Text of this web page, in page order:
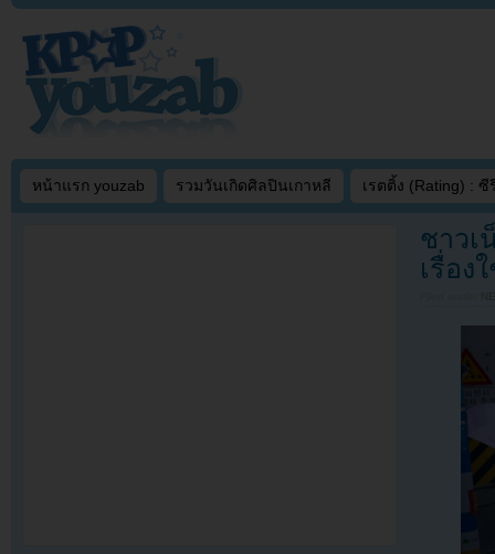
หน้าแรก youzab รวมวันเกิดศิลปินเกาหลี เรตติ้ง (Rating) : ซี
ชาวเ
เรื่อง